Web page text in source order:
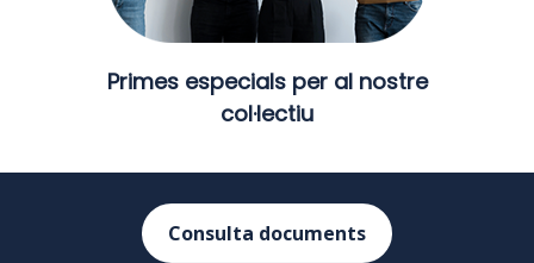
Primes especials per al nostre
col·lectiu
Consulta documents